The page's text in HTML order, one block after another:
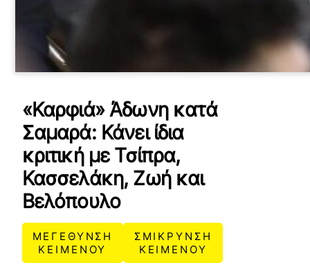
«Καρφιά» Άδωνη κατά
Σαμαρά: Κάνει ίδια
κριτική με Τσίπρα,
Κασσελάκη, Ζωή και
Βελόπουλο
ΜΕΓΕΘΥΝΣΗ
ΚΕΙΜΕΝΟΥ
ΣΜΙΚΡΥΝΣΗ
ΚΕΙΜΕΝΟΥ